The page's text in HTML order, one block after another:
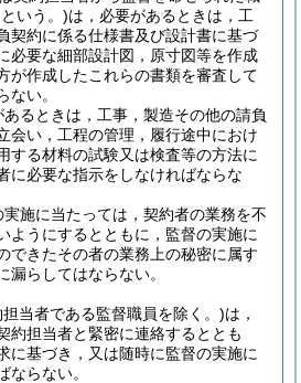
いう。)は，必要があるときは，工
契約に係る仕様書及び設計書に基づ
必要な細部設計図，原寸図等を作成
が作成したこれらの書類を審査して
ない。
るときは，工事，製造その他の請負
会い，工程の管理，履行途中におけ
する材料の試験又は検査等の方法に
に必要な指示をしなければならな
施に当たっては，契約者の業務を不
ようにするとともに，監督の実施に
できたその者の業務上の秘密に属す
漏らしてはならない。
当者である監督職員を除く。)は，
約担当者と緊密に連絡するととも
に基づき，又は随時に監督の実施に
ならない。